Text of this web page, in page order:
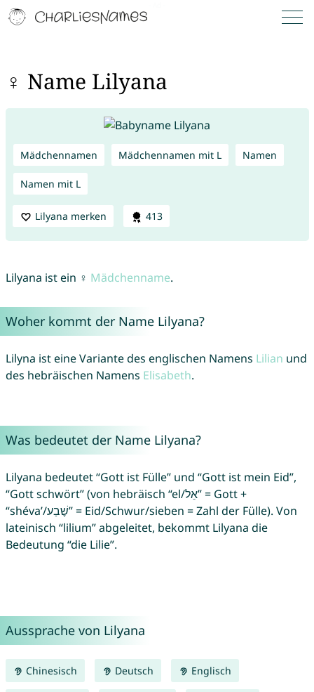
♀ Name Lilyana
Mädchennamen Mädchennamen mit L Namen
Namen mit L
Lilyana merken 413
Lilyana ist ein ♀ Mädchenname.
Woher kommt der Name Lilyana?
Lilyna ist eine Variante des englischen Namens Lilian und
des hebräischen Namens Elisabeth.
Was bedeutet der Name Lilyana?
Lilyana bedeutet “Gott ist Fülle” und “Gott ist mein Eid”,
“Gott schwört” (von hebräisch “el/אֵל” = Gott +
“shéva’/שֶׁבַע” = Eid/Schwur/sieben = Zahl der Fülle). Von
lateinisch “lilium” abgeleitet, bekommt Lilyana die
Bedeutung “die Lilie”.
Aussprache von Lilyana
Chinesisch Deutsch Englisch